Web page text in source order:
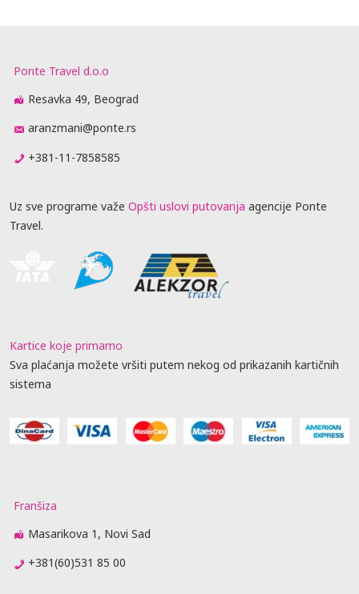
Ponte Travel d.o.o
Resavka 49, Beograd
aranzmani@ponte.rs
+381-11-7858585
Uz sve programe važe Opšti uslovi putovanja agencije Ponte
Travel.
Kartice koje primamo
Sva plaćanja možete vršiti putem nekog od prikazanih kartičnih
sistema
Franšiza
Masarikova 1, Novi Sad
+381(60)531 85 00